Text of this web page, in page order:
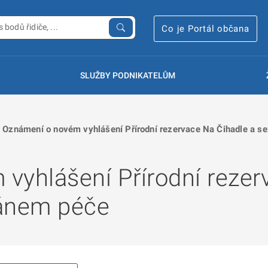
Co je Portál občana
SLUŽBY PODNIKATELŮM
Oznámení o novém vyhlášení Přírodní rezervace Na Čihadle a
vyhlášení Přírodní
péče